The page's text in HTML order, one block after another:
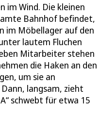
im Wind. Die kleinen
Bahnhof befindet,
im Möbellager auf den
lautem Fluchen
Mitarbeiter stehen
die Haken an den
um sie an
langsam, zieht
schwebt für etwa 15